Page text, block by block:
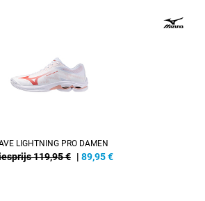
LIGHTNING PRO DAMEN
119,95 € | 89,95€